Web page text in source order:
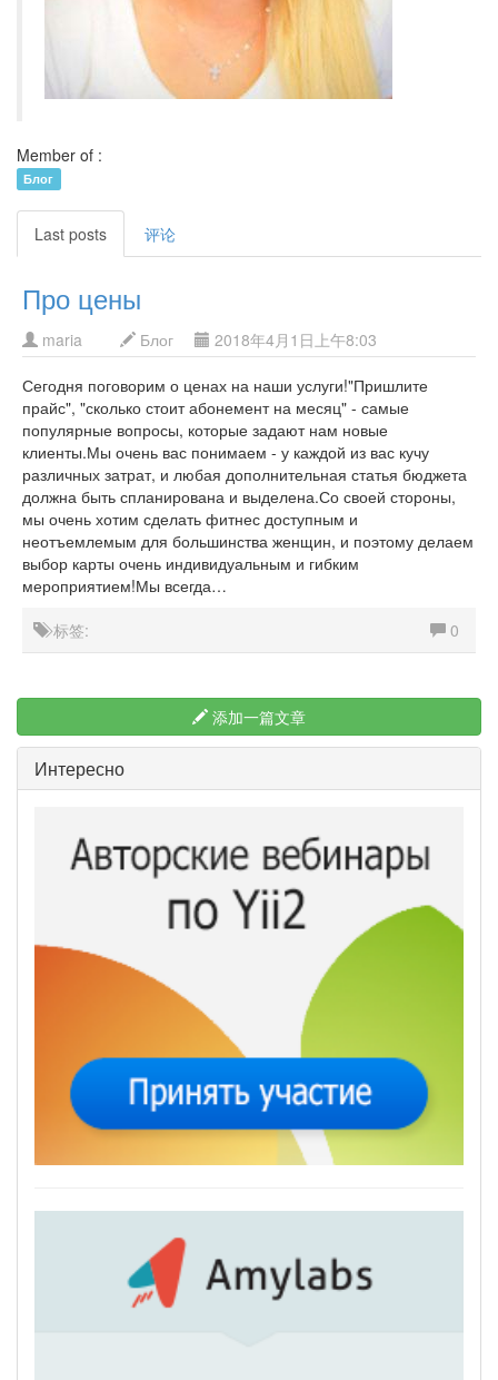
Member of :
Блог
Last posts 评论
Про цены
maria Блог 2018年4月1日上午8:03
Сегодня поговорим о ценах на наши услуги!"Пришлите
прайс", "сколько стоит абонемент на месяц" - самые
популярные вопросы, которые задают нам новые
клиенты.Мы очень вас понимаем - у каждой из вас кучу
различных затрат, и любая дополнительная статья бюджета
должна быть спланирована и выделена.Со своей стороны,
мы очень хотим сделать фитнес доступным и
неотъемлемым для большинства женщин, и поэтому делаем
выбор карты очень индивидуальным и гибким
мероприятием!Мы всегда…
标签:
0
添加一篇文章
Интересно